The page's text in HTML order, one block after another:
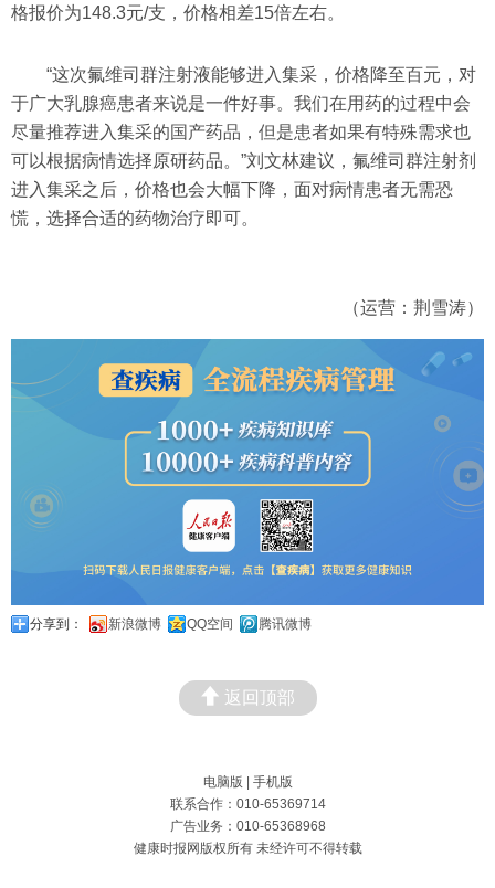
格报价为148.3元/支，价格相差15倍左右。
“这次氟维司群注射液能够进入集采，价格降至百元，对
于广大乳腺癌患者来说是一件好事。我们在用药的过程中会
尽量推荐进入集采的国产药品，但是患者如果有特殊需求也
可以根据病情选择原研药品。”刘文林建议，氟维司群注射剂
进入集采之后，价格也会大幅下降，面对病情患者无需恐
慌，选择合适的药物治疗即可。
（运营：荆雪涛）
分享到： 新浪微博 QQ空间 腾讯微博
返回顶部
电脑版
手机版
联系合作：010-65369714
广告业务：010-65368968
健康时报网版权所有 未经许可不得转载